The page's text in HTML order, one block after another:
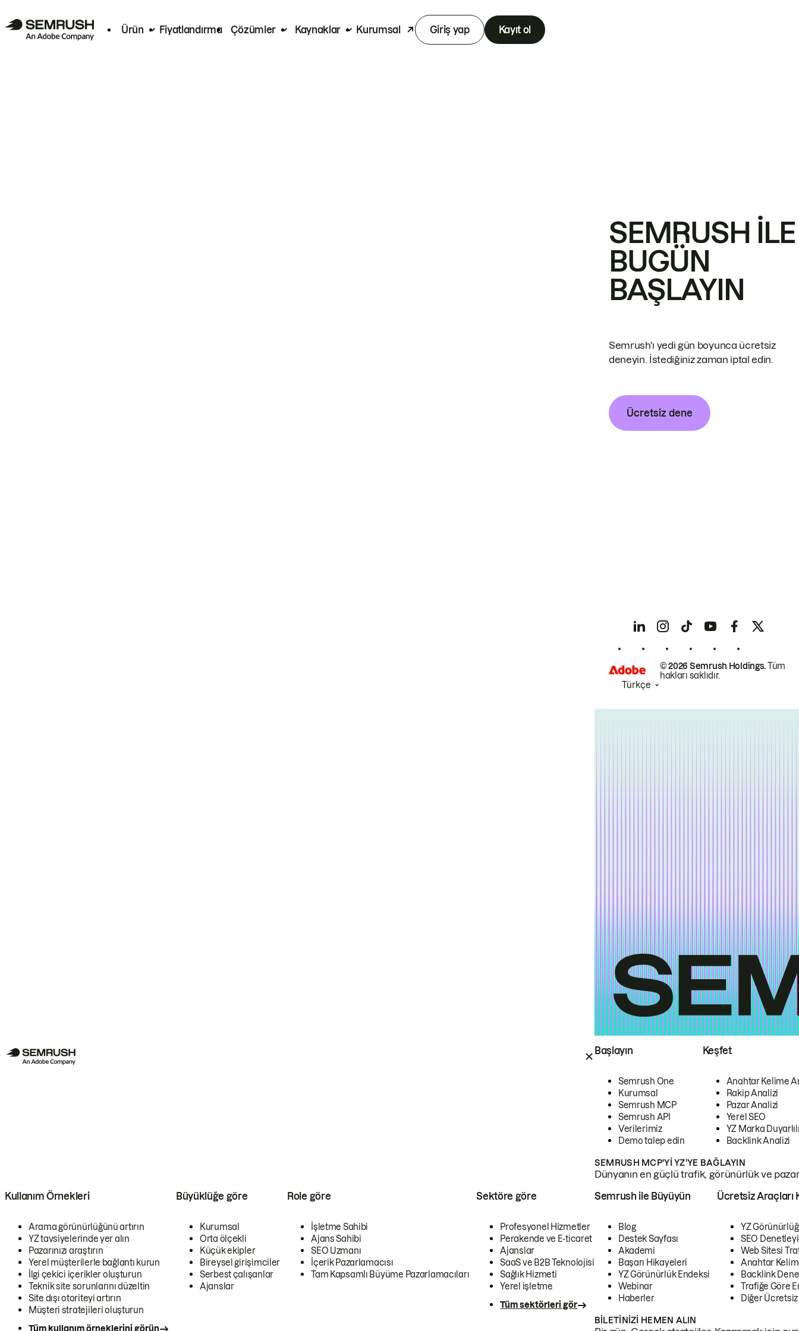
Ürün Fiyatlandırma Çözümler Kaynaklar Kurumsal Giriş yap Kayıt ol
Başlayın
Semrush One
Kurumsal
Semrush MCP
Semrush API
Verilerimiz
Demo talep edin
Keşfet
Anahtar Kelime
Rakip Analizi
Pazar Analizi
Yerel SEO
YZ Marka
Backlink Analizi
SEMRUSH MCP'YI YZ'YE BAĞLAYIN
Dünyanın en güçlü trafik, görünürlük ve
Kullanım Örnekleri
Arama görünürlüğünü artırın
YZ tavsiyelerinde yer alın
Pazarınızı araştırın
Yerel müşterilerle bağlantı kurun
İlgi çekici içerikler oluşturun
Teknik site sorunlarını düzeltin
Site dışı otoriteyi artırın
Müşteri stratejileri oluşturun
Tüm kullanım örneklerini görün
Büyüklüğe göre
Kurumsal
Orta ölçekli
Küçük ekipler
Bireysel girişimciler
Serbest çalışanlar
Ajanslar
Role göre
İşletme Sahibi
Ajans Sahibi
SEO Uzmanı
İçerik Pazarlamacısı
Tam Kapsamlı Büyüme Pazarlamacıları
Sektöre göre
Profesyonel Hizmetler
Perakende ve E-ticaret
Ajanslar
SaaS ve B2B Teknolojisi
Sağlık Hizmeti
Yerel işletme
Tüm sektörleri gör
Semrush ile Büyüyün
Blog
Destek Sayfası
Akademi
Başarı Hikayeleri
YZ Görünürlük Endeksi
Webinar
Haberler
Ücretsiz Araçları
YZ
SEO
Web Sitesi
Anahtar
Backlink
Trafiğe Göre
Diğer
BILETINIZI HEMEN ALIN
SEMRUSH ILE
BUGÜN
BAŞLAYIN
Semrush'ı yedi gün boyunca ücretsiz
deneyin. İstediğiniz zaman iptal edin.
Ücretsiz dene
© 2026 Semrush Holdings.Tüm
hakları saklıdır.
Türkçe